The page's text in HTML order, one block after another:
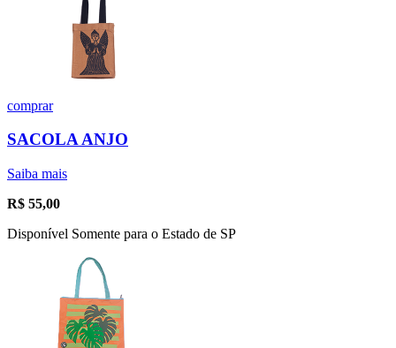
comprar
SACOLA ANJO
Saiba mais
R$ 55,00
Disponível Somente para o Estado de SP